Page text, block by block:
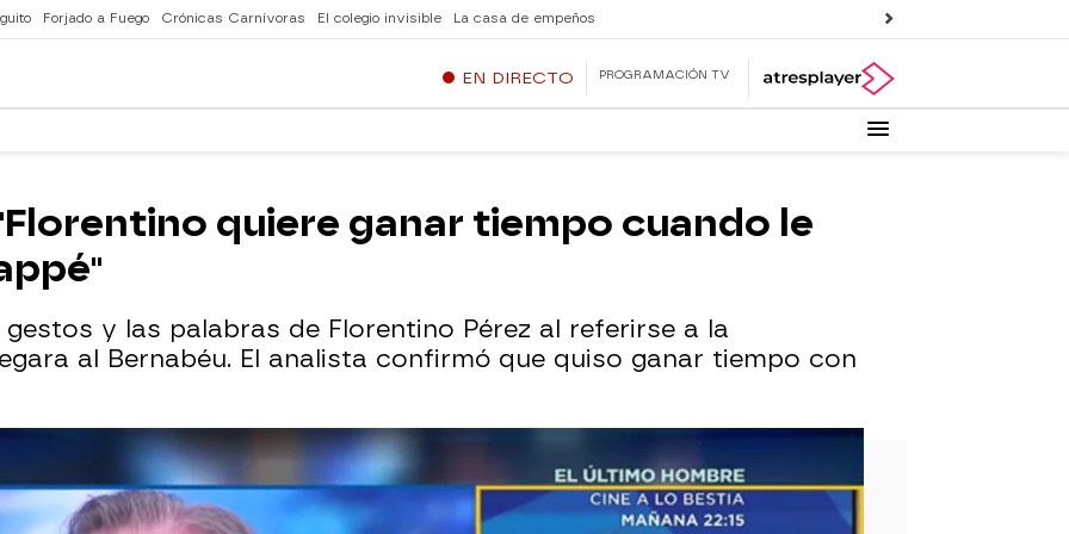
Forjado a Fuego Crónicas Carnívoras El colegio invisible La casa de empeños
EN DIRECTO PROGRAMACIÓN TV
quiere ganar tiempo cuando le
y las palabras de Florentino Pérez al referirse a la
al Bernabéu. El analista confirmó que quiso ganar tiempo con